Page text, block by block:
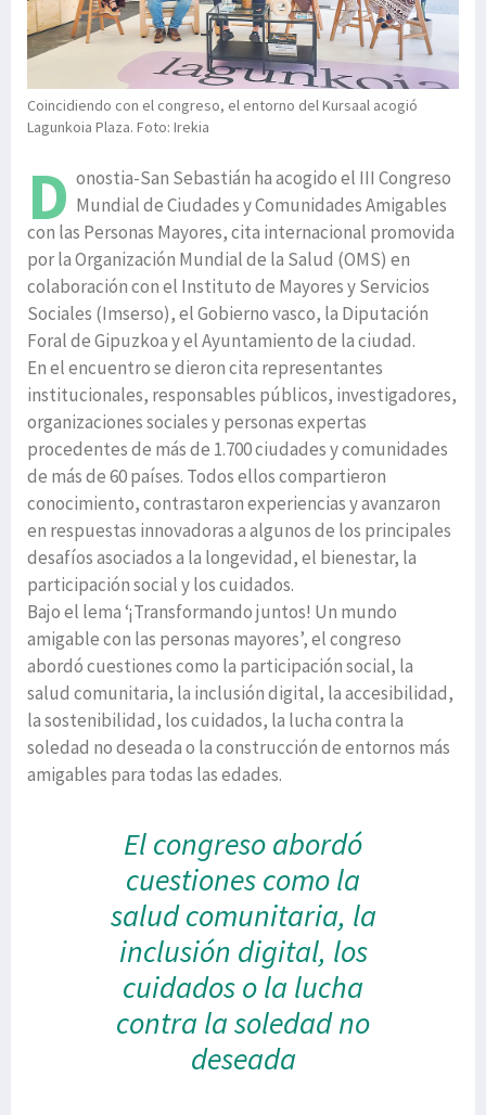
Coincidiendo con el congreso, el entorno del Kursaal acogió
Lagunkoia Plaza. Foto: Irekia
D onostia-San Sebastián ha acogido el III Congreso
Mundial de Ciudades y Comunidades Amigables
con las Personas Mayores, cita internacional promovida
por la Organización Mundial de la Salud (OMS) en
colaboración con el Instituto de Mayores y Servicios
Sociales (Imserso), el Gobierno vasco, la Diputación
Foral de Gipuzkoa y el Ayuntamiento de la ciudad.
En el encuentro se dieron cita representantes
institucionales, responsables públicos, investigadores,
organizaciones sociales y personas expertas
procedentes de más de 1.700 ciudades y comunidades
de más de 60 países. Todos ellos compartieron
conocimiento, contrastaron experiencias y avanzaron
en respuestas innovadoras a algunos de los principales
desafíos asociados a la longevidad, el bienestar, la
participación social y los cuidados.
Bajo el lema ‘¡Transformando juntos! Un mundo
amigable con las personas mayores’, el congreso
abordó cuestiones como la participación social, la
salud comunitaria, la inclusión digital, la accesibilidad,
la sostenibilidad, los cuidados, la lucha contra la
soledad no deseada o la construcción de entornos más
amigables para todas las edades.
El congreso abordó
cuestiones como la
salud comunitaria, la
inclusión digital, los
cuidadoso la lucha
contra la soledad no
deseada